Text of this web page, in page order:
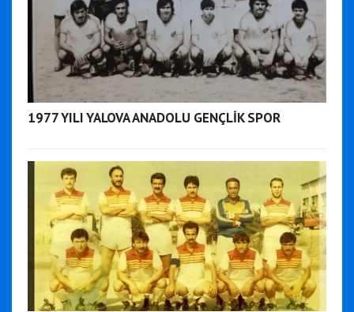
1977 YILI YALOVA ANADOLU GENÇLİK SPOR